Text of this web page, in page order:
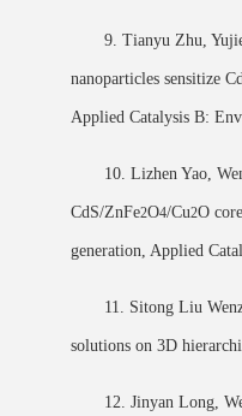
9. Tianyu Zhu,
nanoparticles sensitize
Applied Catalysis B:
10. Lizhen Yao,
CdS/ZnFe2O4/Cu2O
generation, Applied
11. Sitong Liu
solutions on 3D
12. Jinyan Long,